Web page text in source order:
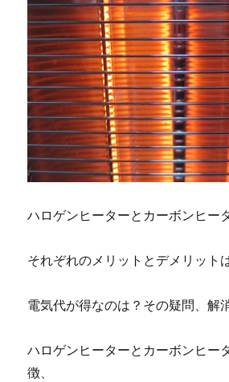
ハロゲンヒーターとカーボンヒー
それぞれのメリットとデメリット
電気代が得なのは？その疑問、解
ハロゲンヒーターとカーボンヒー
徴、